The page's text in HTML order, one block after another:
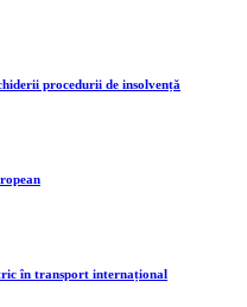
procedurii de insolvență
în transport internațional